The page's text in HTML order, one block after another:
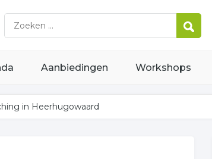
Aanbiedingen Workshops
in Heerhugowaard